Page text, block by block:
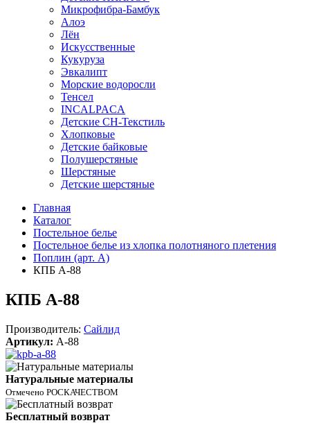
Микрофибра-Бамбук
Алоэ
Лён
Искусственные
Кукуруза
Эвкалипт
Морские водоросли
Тенсел
INCALPACA
Детские СН-Текстиль
Хлопковые
Детские байковые
Полушерстяные
Шерстяные
Детские шерстяные
Главная
Каталог
Постельное белье
Постельное белье из хлопка полотняного плетения
Поплин (арт. А)
КПБ A-88
КПБ A-88
Производитель: Сайлид
Артикул: A-88
Натуральные материалы
Отмечено РОСКАЧЕСТВОМ
Бесплатный возврат